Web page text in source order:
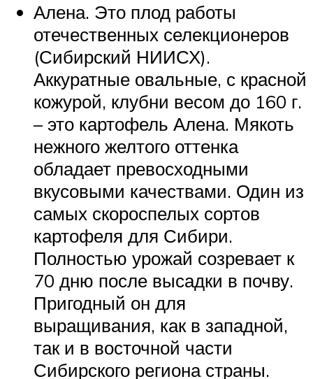
Алена. Это плод работы
отечественных селекционеров
(Сибирский НИИСХ).
Аккуратные овальные, с красной
кожурой, клубни весом до 160 г.
– это картофель Алена. Мякоть
нежного желтого оттенка
обладает превосходными
вкусовыми качествами. Один из
самых скороспелых сортов
картофеля для Сибири.
Полностью урожай созревает к
70 дню после высадки в почву.
Пригодный он для
выращивания, как в западной,
так и в восточной части
Сибирского региона страны.